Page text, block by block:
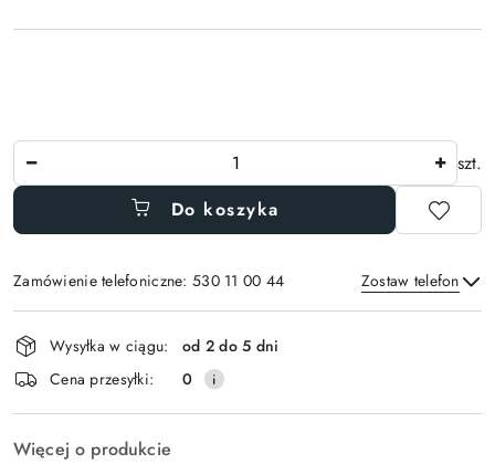
szt.
Do koszyka
Zamówienie telefoniczne: 530 11 00 44 Zostaw telefon
Wyślij
Dostępność
i
dostawa
Wysyłka w ciągu:
od 2 do 5 dni
Cena przesyłki:
0
Więcej o produkcie